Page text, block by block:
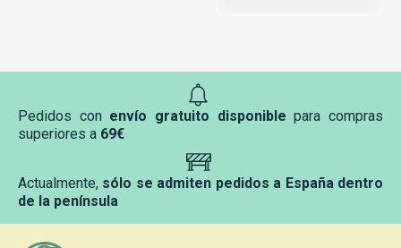
Pedidos con envío gratuito disponible para compras
superiores a 69€
Actualmente, sólo se admiten pedidos a España dentro
de la península